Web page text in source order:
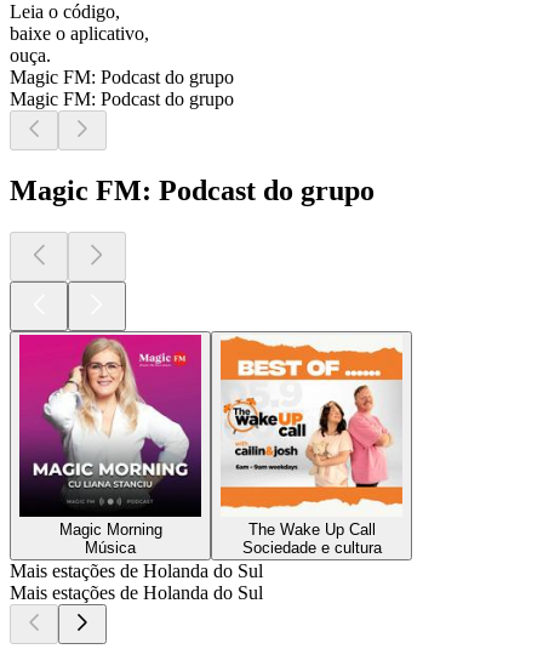
Leia o código,
baixe o aplicativo,
ouça.
Magic FM: Podcast do grupo
Magic FM: Podcast do grupo
Magic FM: Podcast do grupo
Magic Morning
Música
The Wake Up Call
Sociedade e cultura
Mais estações de Holanda do Sul
Mais estações de Holanda do Sul